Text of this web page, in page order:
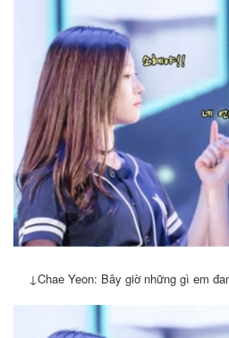
↓Chae Yeon: Bây giờ những gì em